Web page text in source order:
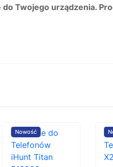
Twojego urządzenia.
Nowość